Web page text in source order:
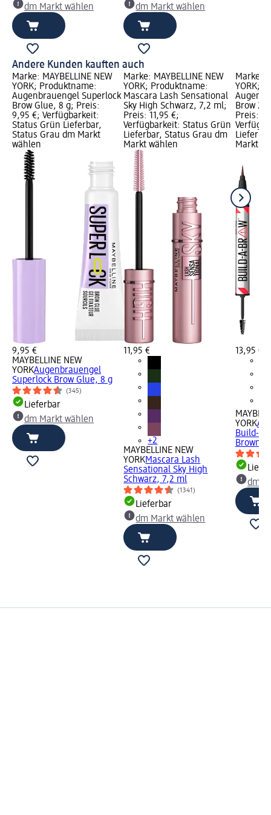
dm Markt wählen
dm Markt wählen
Andere Kunden kauften auch
Marke: MAYBELLINE NEW
YORK; Produktname:
Augenbrauengel Superlock
Brow Glue, 8 g; Preis:
9,95 €; Verfügbarkeit:
Status Grün Lieferbar,
Status Grau dm Markt
wählen
9,95 €
MAYBELLINE NEW
YORKAugenbrauengel
Superlock Brow Glue, 8 g
(345)
Lieferbar
dm Markt wählen
Marke: MAYBELLINE NEW
YORK; Produktname:
Mascara Lash Sensational
Sky High Schwarz, 7,2 ml;
Preis: 11,95 €;
Verfügbarkeit: Status Grün
Lieferbar, Status Grau dm
Markt wählen
11,95 €
+2
MAYBELLINE NEW
YORKMascara Lash
Sensational Sky High
Schwarz, 7,2 ml
(1341)
Lieferbar
dm Markt wählen
Marke:
YORK;
Brow
Preis:
Markt
13,95 €
YORK
Build-A-
Brown,
dm